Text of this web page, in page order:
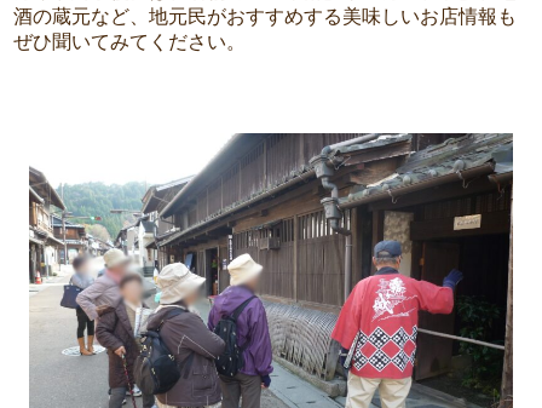
酒の蔵元など、地元民がおすすめする美味しいお店情報も
ぜひ聞いてみてください。